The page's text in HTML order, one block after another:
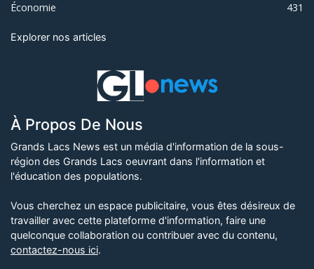
Économie
431
Explorer nos articles
À Propos De Nous
Grands Lacs News est un média d'information de la sous-
région des Grands Lacs oeuvrant dans l'information et
l'éducation des populations.
Vous cherchez un espace publicitaire, vous êtes désireux de
travailler avec cette plateforme d'information, faire une
quelconque collaboration ou contribuer avec du contenu,
contactez-nous ici.